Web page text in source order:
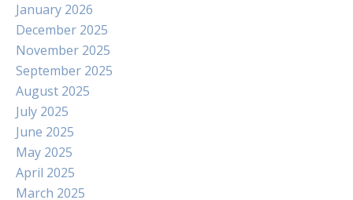
January 2026
December 2025
November 2025
September 2025
August 2025
July 2025
June 2025
May 2025
April 2025
March 2025